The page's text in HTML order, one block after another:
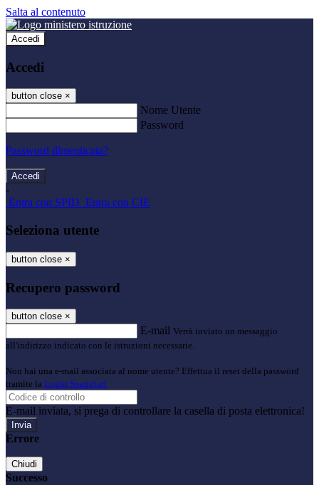
Salta al contenuto
Accedi
Accedi
button close ×
Nome Utente
Password
Password dimenticata?
-
Entra con SPID Entra con CIE
Seleziona utente
button close ×
Recupero password
button close ×
E-mail Verrà inviato un messaggio
all'indirizzo indicato con le istruzioni necessarie.
Non hai una e-mail associata al nome utente? Effettua il reset della password
tramite la Login Spaggiari
E-mail inviata, si prega di controllare la casella di posta elettronica!
Errore
Chiudi
Successo